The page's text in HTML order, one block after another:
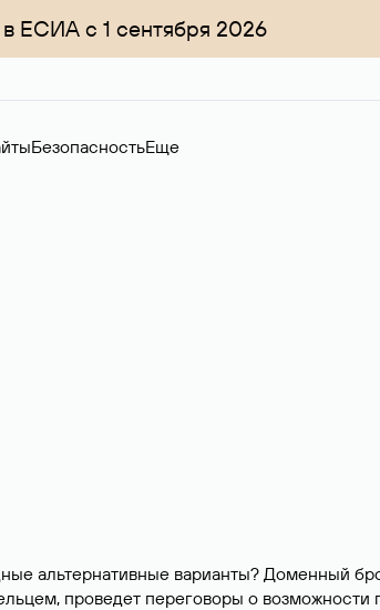
ЕСИА с 1 сентября 2026
БезопасностьЕще
альтернативные варианты? Доменный
проведет переговоры о возможности